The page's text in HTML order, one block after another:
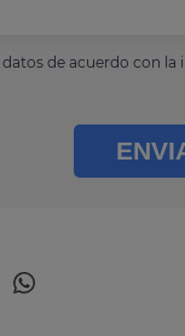
de acuerdo con la